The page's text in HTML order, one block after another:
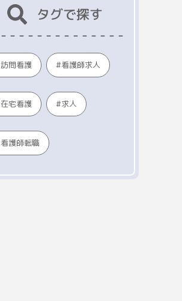
タグで探す
訪問看護 看護師求人
在宅看護 求人
看護師転職